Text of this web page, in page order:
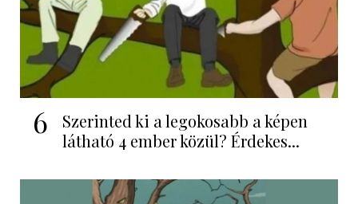
6
Szerinted ki a legokosabb a képen
látható 4 ember közül? Érdekes...